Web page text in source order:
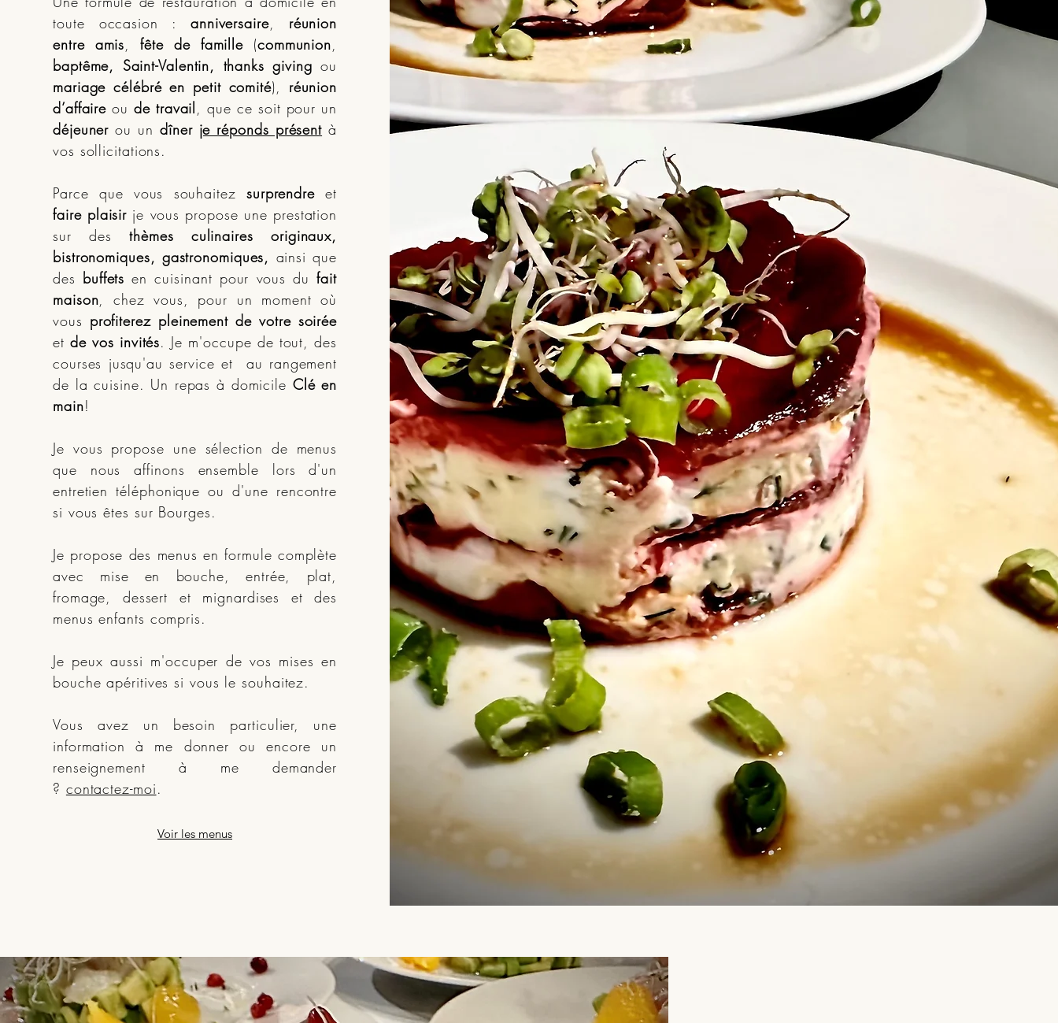
toute occasion : anniversaire, réunion
entre amis,fête de famille (communion,
baptême, Saint-Valentin, thanks givingou
mariage célébré en petit comité), réunion
d’affaireou de travail, que ce soit pour un
déjeunerou undîner je réponds présent à
vos sollicitations.
Parce que vous souhaitez surprendreet
faire plaisir je vous propose une prestation
sur desthèmes culinaires originaux,
bistronomiques, gastronomiques, ainsi que
des buffetsen cuisinant pour vous dufait
maison, chez vous, pour un moment où
vous profiterez pleinement de votre soirée
etde vos invités. Je m'occupe de tout, des
courses jusqu'au service et au rangement
de la cuisine. Un repas à domicile Clé en
main!
Je vous propose une sélection de menus
que nous affinons ensemble lors d'un
entretien téléphonique ou d'une rencontre
si vous êtes sur Bourges.
Je propose des menus en formule complète
avec mise en bouche, entrée, plat,
fromage, dessert et mignardises et des
menus enfants compris.
Je peux aussi m'occuper de vos mises en
bouche apéritives si vous le souhaitez.
Vous avez un besoin particulier, une
information à me donner ou encore un
renseignement à me demander
? contactez-moi.
Voir les menus